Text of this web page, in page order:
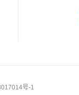
号-1